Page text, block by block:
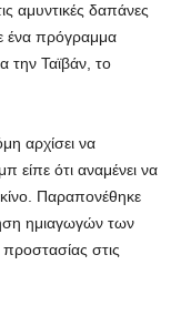
αμυντικές δαπάνες
ένα πρόγραμμα
την Ταϊβάν, το
αρχίσει να
είπε ότι αναμένει να
Παραπονέθηκε
ημιαγωγών των
στις